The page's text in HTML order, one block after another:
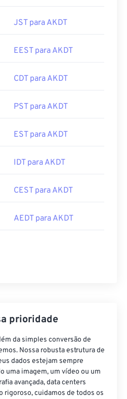
JST para AKDT
EEST para AKDT
CDT para AKDT
PST para AKDT
EST para AKDT
IDT para AKDT
CEST para AKDT
AEDT para AKDT
prioridade
da simples conversão de
Nossa robusta estrutura de
dados estejam sempre
uma imagem, um vídeo ou um
avançada, data centers
rigoroso, cuidamos de todos os